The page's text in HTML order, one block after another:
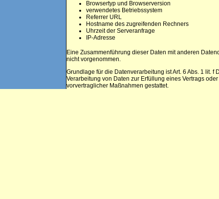
Browsertyp und Browserversion
verwendetes Betriebssystem
Referrer URL
Hostname des zugreifenden Rechners
Uhrzeit der Serveranfrage
IP-Adresse
Eine Zusammenführung dieser Daten mit anderen
nicht vorgenommen.
Grundlage für die Datenverarbeitung ist Art. 6 Abs. 1 lit. f
Verarbeitung von Daten zur Erfüllung eines Vertrags oder
vorvertraglicher Maßnahmen gestattet.